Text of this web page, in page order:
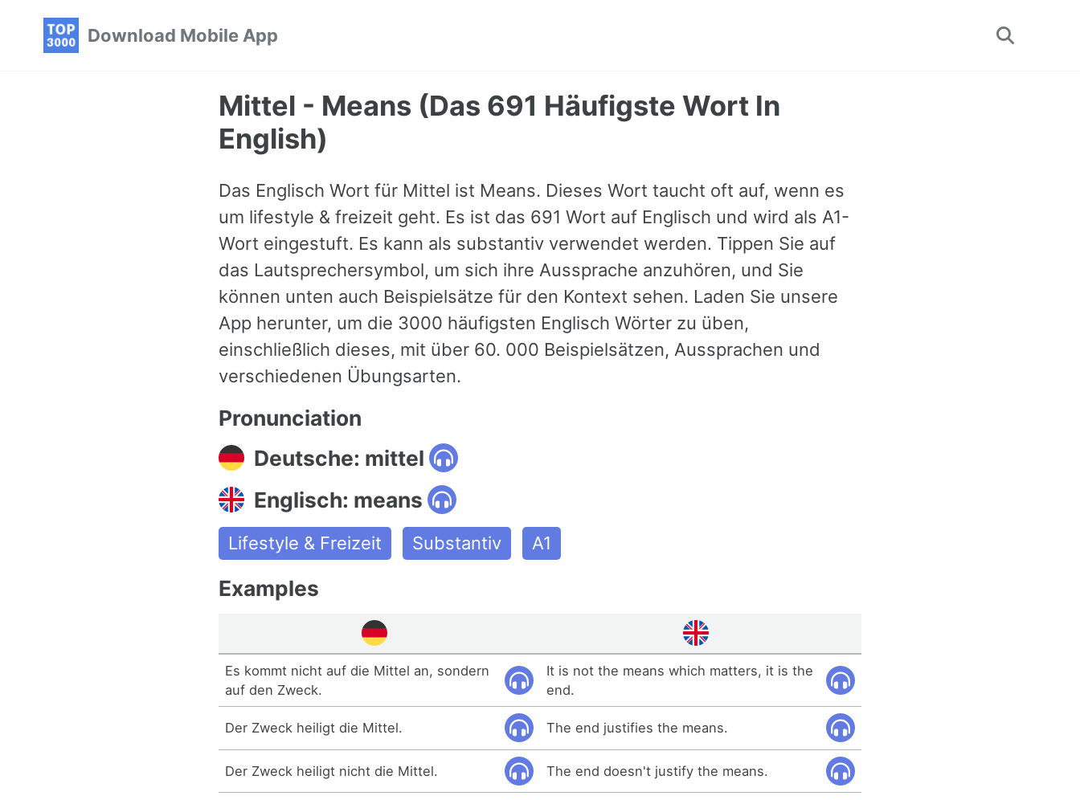
Download Mobile App
Toggle
Mittel - Means (Das 691 Häufigste Wort In
English)
Das Englisch Wort für Mittel ist Means. Dieses Wort taucht oft auf, wenn es
um lifestyle & freizeit geht. Es ist das 691 Wort auf Englisch und wird als A1-
Wort eingestuft. Es kann als substantiv verwendet werden. Tippen Sie auf
das Lautsprechersymbol, um sich ihre Aussprache anzuhören, und Sie
können unten auch Beispielsätze für den Kontext sehen. Laden Sie unsere
App herunter, um die 3000 häufigsten Englisch Wörter zu üben,
einschließlich dieses, mit über 60. 000 Beispielsätzen, Aussprachen und
verschiedenen Übungsarten.
Pronunciation
Deutsche: mittel
Englisch: means
Lifestyle & Freizeit Substantiv A1
Examples
Es kommt nicht auf die Mittel an, sondern
auf den Zweck.
It is not the means which matters, it is the
end.
Der Zweck heiligt die Mittel. The end justifies the means.
Der Zweck heiligt nicht die Mittel. The end doesn't justify the means.